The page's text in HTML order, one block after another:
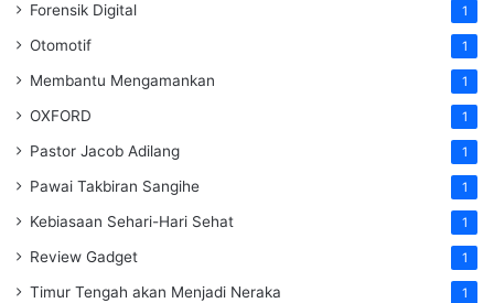
Forensik Digital 1
Otomotif 1
Membantu Mengamankan 1
OXFORD 1
Pastor Jacob Adilang 1
Pawai Takbiran Sangihe 1
Kebiasaan Sehari-Hari Sehat 1
Review Gadget 1
Timur Tengah akan Menjadi Neraka 1